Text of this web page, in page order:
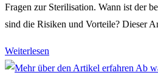
Fragen zur Sterilisation. Wann ist der
sind die Risiken und Vorteile? Dieser
Weiterlesen
sollen